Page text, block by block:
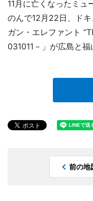
11月に亡くなったミュ
のんで12月22日、ド
ガン・エレファント
031011－」が広島と福
前の地